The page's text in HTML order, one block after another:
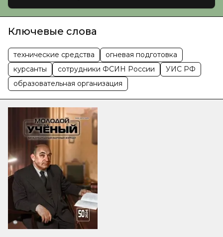
Ключевые слова
технические средства
огневая подготовка
курсанты
сотрудники ФСИН России
УИС РФ
образовательная организация